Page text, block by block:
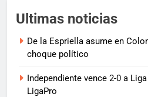
Ultimas noticias
De la Espriella asume en
choque político
Independiente vence 2-0 a
LigaPro